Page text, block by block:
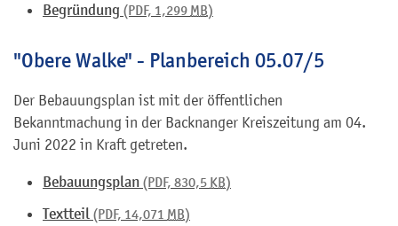
Begründung (PDF, 1,299MB)
"Obere Walke" - Planbereich 05.07/5
Der Bebauungsplan ist mit der öffentlichen
Bekanntmachung in der Backnanger Kreiszeitung am 04.
Juni 2022 in Kraft getreten.
Bebauungsplan (PDF, 830,5KB)
Textteil (PDF, 14,071 MB)